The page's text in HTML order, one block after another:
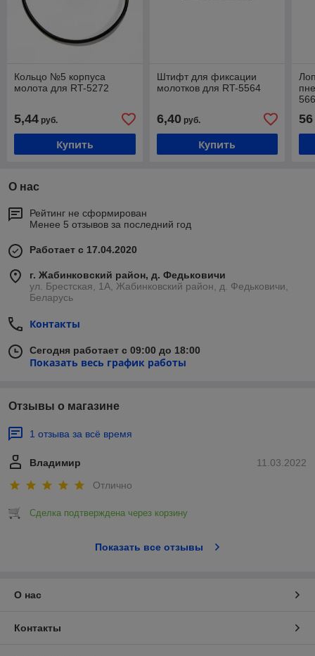
Кольцо №5 корпуса
молота для RT-5272
5,44 руб.
Купить
Штифт для фиксации
молотков для RT-5564
6,40руб.
Купить
56
О нас
Рейтинг не сформирован
Менее 5 отзывов за последний год
Работает с 17.04.2020
г. Жабинковский район, д. Федьковичи
ул. Брестская, 1А, Жабинковский район, д. Федьковичи,
Беларусь
Контакты
Сегодня работает с 09:00 до 18:00
Показать весь график работы
Отзывы о магазине
1 отзыва за всё время
11.03.2022
Владимир
Отлично
Сделка подтверждена через корзину
Показать все отзывы
О нас
Контакты